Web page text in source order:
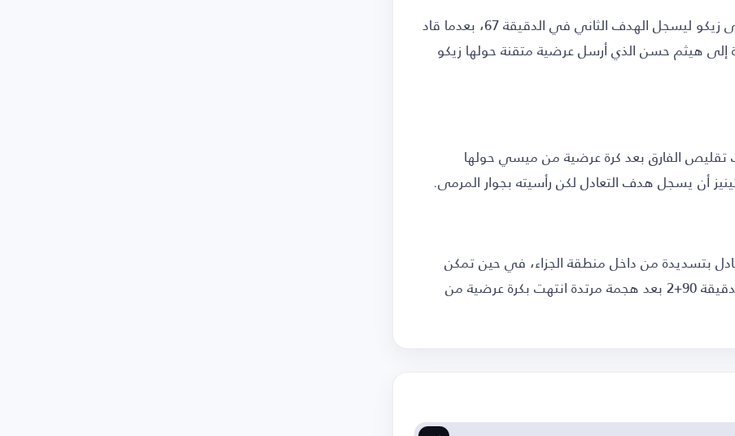
ولم ينتظر المنتخب المصري كثيراً، إذ عاد مصطفى زيكو ليسجل الهدف الثاني في الدقيقة 67، بعدما قاد
إلى هيثم حسن الذي أرسل عرضية متقنة حولها زيكو
هدف تقليص الفارق بعد كرة عرضية من ميسي حولها
أن يسجل هدف التعادل لكن رأسيته بجوار المرمى.
التعادل بتسديدة من داخل منطقة الجزاء، في حين تمكن
المنتخب الأرجنتيني من خطف هدف الفوز في الدقيقة 90+2 بعد هجمة مرتدة انتهت بكرة عرضية من